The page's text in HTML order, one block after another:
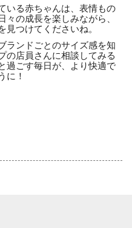
いる赤ちゃんは、表情もの
の成長を楽しみながら、
見つけてくださいね。
ランドごとのサイズ感を知
の店員さんに相談してみる
過ごす毎日が、より快適で
に！